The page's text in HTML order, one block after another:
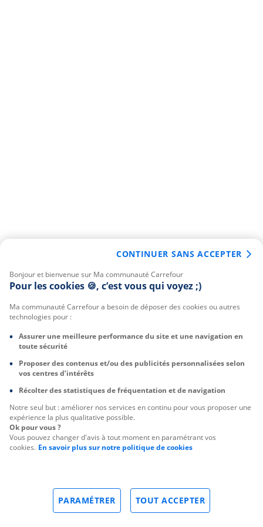
Bonjour et bienvenue sur Ma communauté Carrefour
Pour les cookies 🍪, c’est vous qui voyez ;)
Ma communauté Carrefour a besoin de déposer des cookies ou autres
technologies pour :
Assurer une meilleure performance du site et une navigation en
toute sécurité
Proposer des contenus et/ou des publicités personnalisées selon
vos centres d’intérêts
Récolter des statistiques de fréquentation et de navigation
Notre seul but : améliorer nos services en continu pour vous proposer une
expérience la plus qualitative possible.
Ok pour vous ?
Vous pouvez changer d'avis à tout moment en paramétrant vos
cookies. En savoir plus sur notre politique de cookies
TOUT ACCEPTER
PARAMÉTRER
CONTINUER SANS ACCEPTER